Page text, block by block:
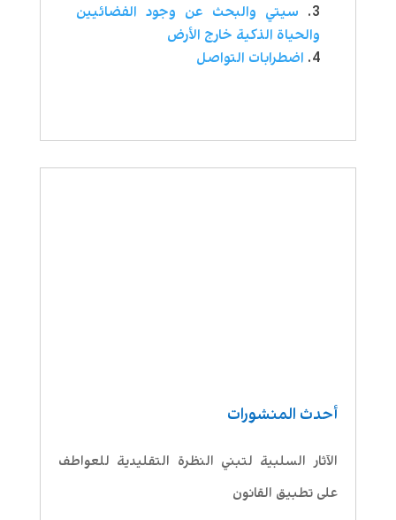
أحدث المنشورات
الآثار السلبية لتبني النظرة التقليدية للعواطف
على تطبيق القانون
سيتي والبحث عن وجود الفضائيين
والحياة الذكية خارج الأرض
اضطرابات التواصل